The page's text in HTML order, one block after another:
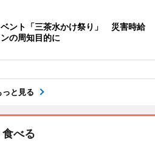
ント「三茶水かけ祭り」 災害時給
の周知目的に
っと見る
食べる